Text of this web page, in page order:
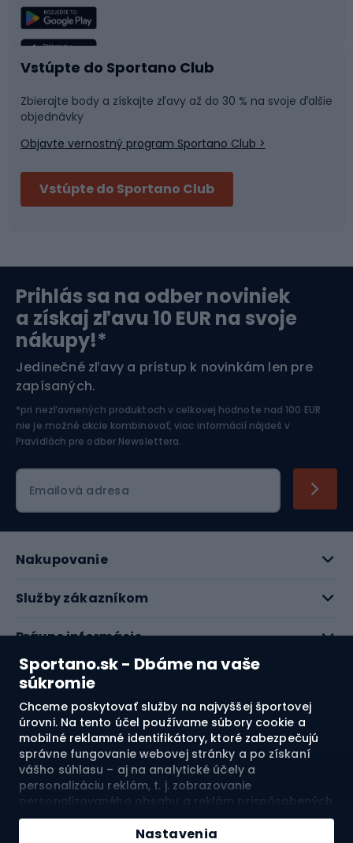
Sportano.sk - Dbáme na vaše
súkromie
Chceme poskytovať služby na najvyššej športovej
úrovni. Na tento účel používame súbory cookie a
mobilné reklamné identifikátory, ktoré zabezpečujú
správne fungovanie webovej stránky a po získaní
vášho súhlasu – aj na analytické účely a
personalizáciu reklám, t. j. zobrazovanie
personalizovaného obsahu a reklám prispôsobených
vašim záujmom a meranie ich účinnosti. Súbory
cookie a mobilné reklamné identifikátory môžu byť
Nastavenia
Pridať do košíka
Rybolov
Športová medicína
Bushcraft
Bikepacking
Orientačný beh
Plávanie
Tímové športy
Fitness a posilňovňa
Cyklistické prilby
Lyžovanie
Športová elektronika
Jazdectvo
Vstúpte do Sportano Club
Zbierajte body a získajte zľavy až do 30 % na svoje ďalšie
objednávky
Objavte vernostný program Sportano Club >
Vstúpte do Sportano Club
Prihlás sa na odber noviniek
a získaj zľavu 10 EUR na svoje
nákupy!*
Jedinečné zľavy a prístup k novinkám len pre
zapísaných.
*pri nezľavnených produktoch v celkovej hodnote nad 100 EUR
nie je možné akcie kombinovať, viac informácií nájdeš v
Pravidlách pre odber Newslettera.
Emailová adresa
Nakupovanie
Služby zákazníkom
Právne informácie
O nás
Pozrite si naše recenzie
4.7